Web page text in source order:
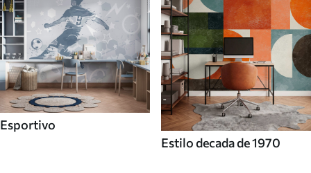
Esportivo
Estilo decada de 1970